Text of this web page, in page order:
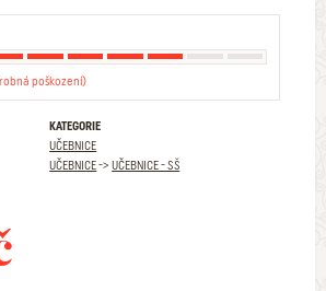
poškození)
KATEGORIE
UČEBNICE
UČEBNICE->UČEBNICE - SŠ